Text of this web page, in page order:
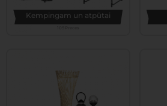
Kempingam un atpūtai